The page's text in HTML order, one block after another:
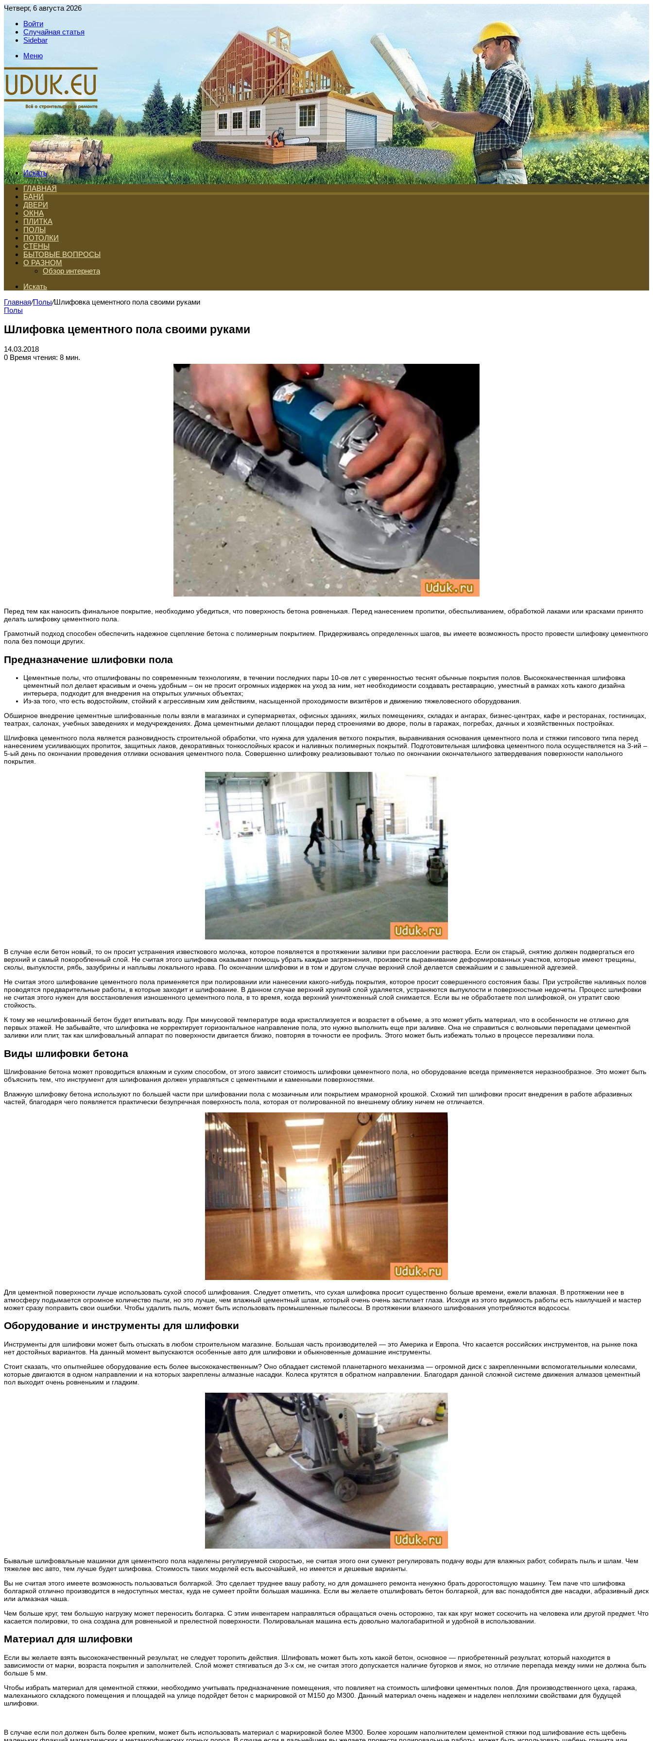
Четверг, 6 августа 2026
Войти
Случайная статья
Sidebar
Меню
Искать
ГЛАВНАЯ
БАНИ
ДВЕРИ
ОКНА
ПЛИТКА
ПОЛЫ
ПОТОЛКИ
СТЕНЫ
БЫТОВЫЕ ВОПРОСЫ
О РАЗНОМ
Обзор интернета
Искать
Главная/Полы/Шлифовка цементного пола своими руками
Полы
Шлифовка цементного пола своими руками
14.03.2018
0 Время чтения: 8 мин.
Перед тем как наносить финальное покрытие, необходимо убедиться, что поверхность бетона ровненькая. Перед нанесением пропитки, обеспыливанием, обработкой лаками или красками принято
делать шлифовку цементного пола.
Грамотный подход способен обеспечить надежное сцепление бетона с полимерным покрытием. Придерживаясь определенных шагов, вы имеете возможность просто провести шлифовку цементного
пола без помощи других.
Предназначение шлифовки пола
Цементные полы, что отшлифованы по современным технологиям, в течении последних пары 10-ов лет с уверенностью теснят обычные покрытия полов. Высококачественная шлифовка
цементный пол делает красивым и очень удобным – он не просит огромных издержек на уход за ним, нет необходимости создавать реставрацию, уместный в рамках хоть какого дизайна
интерьера, подходит для внедрения на открытых уличных объектах;
Из-за того, что есть водостойким, стойкий к агрессивным хим действиям, насыщенной проходимости визитёров и движению тяжеловесного оборудования.
Обширное внедрение цементные шлифованные полы взяли в магазинах и супермаркетах, офисных зданиях, жилых помещениях, складах и ангарах, бизнес-центрах, кафе и ресторанах, гостиницах,
театрах, салонах, учебных заведениях и медучреждениях. Дома цементными делают площадки перед строениями во дворе, полы в гаражах, погребах, дачных и хозяйственных постройках.
Шлифовка цементного пола является разновидность строительной обработки, что нужна для удаления ветхого покрытия, выравнивания основания цементного пола и стяжки гипсового типа перед
нанесением усиливающих пропиток, защитных лаков, декоративных тонкослойных красок и наливных полимерных покрытий. Подготовительная шлифовка цементного пола осуществляется на 3-ий –
5-ый день по окончании проведения отливки основания цементного пола. Совершенно шлифовку реализовывают только по окончании окончательного затвердевания поверхности напольного
покрытия.
В случае если бетон новый, то он просит устранения известкового молочка, которое появляется в протяжении заливки при расслоении раствора. Если он старый, снятию должен подвергаться его
верхний и самый покоробленный слой. Не считая этого шлифовка оказывает помощь убрать каждые загрязнения, произвести выравнивание деформированных участков, которые имеют трещины,
сколы, выпуклости, рябь, зазубрины и наплывы локального нрава. По окончании шлифовки и в том и другом случае верхний слой делается свежайшим и с завышенной адгезией.
Не считая этого шлифование цементного пола применяется при полировании или нанесении какого-нибудь покрытия, которое просит совершенного состояния базы. При устройстве наливных полов
проводятся предварительные работы, в которые заходит и шлифование. В данном случае верхний хрупкий слой удаляется, устраняются выпуклости и поверхностные недочеты. Процесс шлифовки
не считая этого нужен для восстановления изношенного цементного пола, в то время, когда верхний уничтоженный слой снимается. Если вы не обработаете пол шлифовкой, он утратит свою
стойкость.
К тому же нешлифованный бетон будет впитывать воду. При минусовой температуре вода кристаллизуется и возрастет в объеме, а это может убить материал, что в особенности не отлично для
первых этажей. Не забывайте, что шлифовка не корректирует горизонтальное направление пола, это нужно выполнить еще при заливке. Она не справиться с волновыми перепадами цементной
заливки или плит, так как шлифовальный аппарат по поверхности двигается близко, повторяя в точности ее профиль. Этого может быть избежать только в процессе перезаливки пола.
Виды шлифовки бетона
Шлифование бетона может проводиться влажным и сухим способом, от этого зависит стоимость шлифовки цементного пола, но оборудование всегда применяется неразнообразное. Это может быть
объяснить тем, что инструмент для шлифования должен управляться с цементными и каменными поверхностями.
Влажную шлифовку бетона используют по большей части при шлифовании пола с мозаичным или покрытием мраморной крошкой. Схожий тип шлифовки просит внедрения в работе абразивных
частей, благодаря чего появляется практически безупречная поверхность пола, которая от полированной по внешнему облику ничем не отличается.
Для цементной поверхности лучше использовать сухой способ шлифования. Следует отметить, что сухая шлифовка просит существенно больше времени, ежели влажная. В протяжении нее в
атмосферу подымается огромное количество пыли, но это лучше, чем влажный цементный шлам, который очень очень застилает глаза. Исходя из этого видимость работы есть наилучшей и мастер
может сразу поправить свои ошибки. Чтобы удалить пыль, может быть использовать промышленные пылесосы. В протяжении влажного шлифования употребляются водососы.
Оборудование и инструменты для шлифовки
Инструменты для шлифовки может быть отыскать в любом строительном магазине. Большая часть производителей — это Америка и Европа. Что касается российских инструментов, на рынке пока
нет достойных вариантов. На данный момент выпускаются особенные авто для шлифовки и обыкновенные домашние инструменты.
Стоит сказать, что опытнейшее оборудование есть более высококачественным? Оно обладает системой планетарного механизма — огромной диск с закрепленными вспомогательными колесами,
которые двигаются в одном направлении и на которых закреплены алмазные насадки. Колеса крутятся в обратном направлении. Благодаря данной сложной системе движения алмазов цементный
пол выходит очень ровненьким и гладким.
Бывалые шлифовальные машинки для цементного пола наделены регулируемой скоростью, не считая этого они сумеют регулировать подачу воды для влажных работ, собирать пыль и шлам. Чем
тяжелее вес авто, тем лучше будет шлифовка. Стоимость таких моделей есть высочайшей, но имеется и дешевые варианты.
Вы не считая этого имеете возможность пользоваться болгаркой. Это сделает труднее вашу работу, но для домашнего ремонта ненужно брать дорогостоящую машину. Тем паче что шлифовка
болгаркой отлично производится в недоступных местах, куда не сумеет пройти большая машинка. Если вы желаете отшлифовать бетон болгаркой, для вас понадобятся две насадки, абразивный диск
или алмазная чаша.
Чем больше круг, тем большую нагрузку может переносить болгарка. С этим инвентарем направляться обращаться очень осторожно, так как круг может соскочить на человека или другой предмет. Что
касается полировки, то она создана для ровненькой и прелестной поверхности. Полировальная машина есть довольно малогабаритной и удобной в использовании.
Материал для шлифовки
Если вы желаете взять высококачественный результат, не следует торопить действия. Шлифовать может быть хоть какой бетон, основное — приобретенный результат, который находится в
зависимости от марки, возраста покрытия и заполнителей. Слой может стягиваться до 3-х см, не считая этого допускается наличие бугорков и ямок, но отличие перепада между ними не должна быть
больше 5 мм.
Чтобы избрать материал для цементной стяжки, необходимо учитывать предназначение помещения, что повлияет на стоимость шлифовки цементных полов. Для производственного цеха, гаража,
малеханького складского помещения и площадей на улице подойдет бетон с маркировкой от М150 до М300. Данный материал очень надежен и наделен неплохими свойствами для будущей
шлифовки.
В случае если пол должен быть более крепким, может быть использовать материал с маркировкой более М300. Более хорошим наполнителем цементной стяжки под шлифование есть щебень